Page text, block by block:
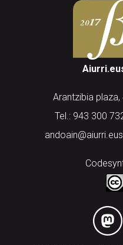
Arantzibia plaza,
Tel.: 943 300